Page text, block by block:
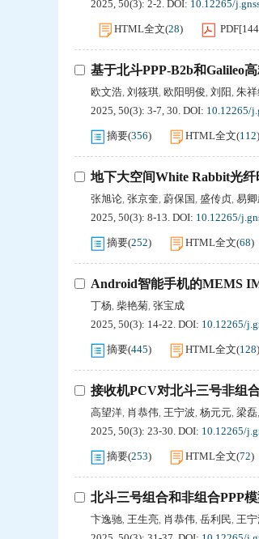
2025, 50(3): 2-2. DOI: 10.12265/
HTML全文(28) PDF[
基于北斗PPP-B2b和Galileo
欧文浩, 刘筱琪, 欧阳明俊, 刘阳, 朱祥
2025, 50(3): 3-7, 30. DOI: 10.12265/
摘要(356) HTML全文(112)
地下大空间White Rabbit光
张旭论, 张京奎, 蔚保国, 盛传贞, 易
2025, 50(3): 8-13. DOI: 10.12265/
摘要(252) HTML全文(68)
Android智能手机的MEMS
丁杨, 柴艳菊, 张宝成
2025, 50(3): 14-22. DOI: 10.12265/
摘要(445) HTML全文(128)
接收机PCV对北斗三号非组
高望洋, 肖恭伟, 王宁波, 杨元元, 梁磊,
2025, 50(3): 23-30. DOI: 10.12265/
摘要(253) HTML全文(72)
北斗三号组合和非组合PPP
卞逸驰, 王生亮, 肖恭伟, 岳利民, 王宁